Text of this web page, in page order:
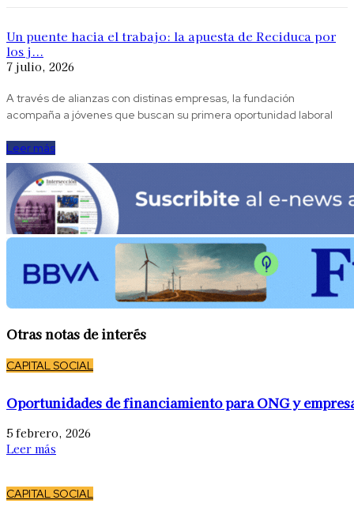
Un puente hacia el trabajo: la apuesta de Reciduca por
los j...
7 julio, 2026
A través de alianzas con distinas empresas, la fundación
acompaña a jóvenes que buscan su primera oportunidad laboral
Leer más
Otras notas de interés
CAPITAL SOCIAL
Oportunidades de financiamiento para ONG y
5 febrero, 2026
Leer más
CAPITAL SOCIAL